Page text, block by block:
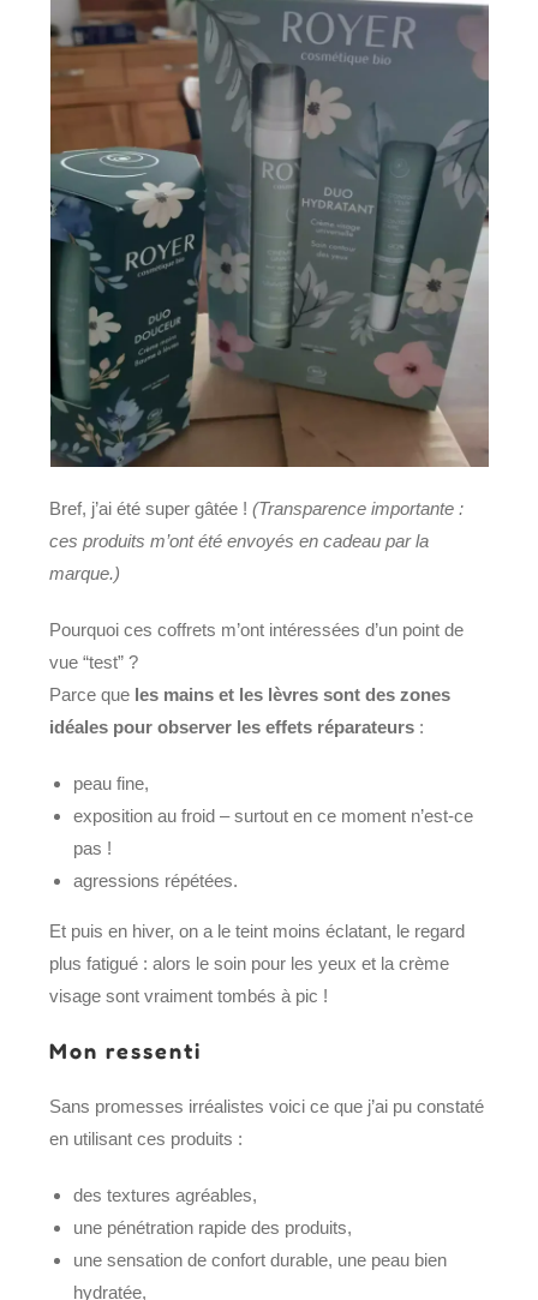
Bref, j’ai été super gâtée !(Transparence importante :
ces produits m’ont été envoyés en cadeau par la
marque.)
Pourquoi ces coffrets m’ont intéressées d’un point de
vue “test” ?
Parce que les mains et les lèvres sont des zones
idéales pour observer les effets réparateurs :
peau fine,
exposition au froid – surtout en ce moment n’est-ce
pas !
agressions répétées.
Et puis en hiver, on a le teint moins éclatant, le regard
plus fatigué : alors le soin pour les yeux et la crème
visage sont vraiment tombés à pic !
Mon ressenti
Sans promesses irréalistes voici ce que j’ai pu constaté
en utilisant ces produits :
des textures agréables,
une pénétration rapide des produits,
une sensation de confort durable, une peau bien
hydratée,